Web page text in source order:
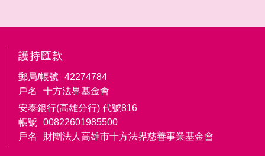
護持匯款
郵局/帳號
42274784
戶名
十方法界基金會
安泰銀行(高雄分行) 代號816
帳號
00822601985500
戶名
財團法人高雄市十方法界慈善事業基金會